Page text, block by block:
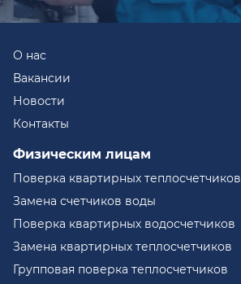
О нас
Вакансии
Новости
Контакты
Физическим лицам
Поверка квартирных теплосчетчиков
Замена счетчиков воды
Поверка квартирных водосчетчиков
Замена квартирных теплосчетчиков
Групповая поверка теплосчетчиков